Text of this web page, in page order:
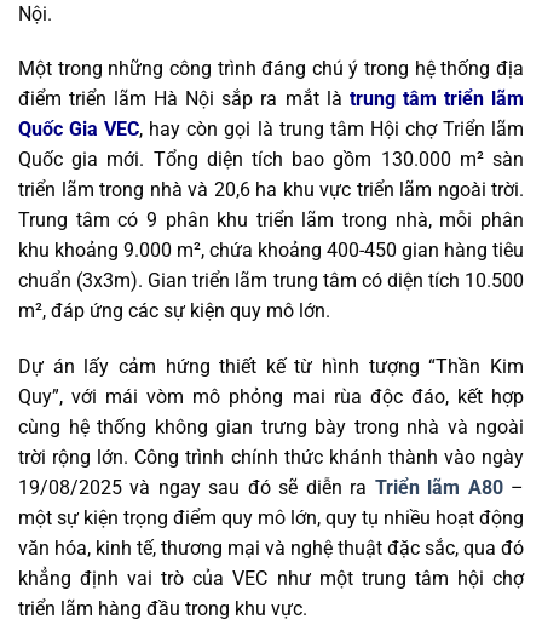
Nội.
Một trong những công trình đáng chú ý trong hệ thống địa
điểm triển lãm Hà Nội sắp ra mắt là trung tâm triển lãm
Quốc Gia VEC, hay còn gọi là trung tâm Hội chợ Triển lãm
Quốc gia mới. Tổng diện tích bao gồm 130.000 m² sàn
triển lãm trong nhà và 20,6 ha khu vực triển lãm ngoài trời.
Trung tâm có 9 phân khu triển lãm trong nhà, mỗi phân
khu khoảng 9.000 m², chứa khoảng 400-450 gian hàng tiêu
chuẩn (3x3m). Gian triển lãm trung tâm có diện tích 10.500
m², đáp ứng các sự kiện quy mô lớn.
Dự án lấy cảm hứng thiết kế từ hình tượng “Thần Kim
Quy”, với mái vòm mô phỏng mai rùa độc đáo, kết hợp
cùng hệ thống không gian trưng bày trong nhà và ngoài
trời rộng lớn. Công trình chính thức khánh thành vào ngày
19/08/2025 và ngay sau đó sẽ diễn ra Triển lãm A80–
một sự kiện trọng điểm quy mô lớn, quy tụ nhiều hoạt động
văn hóa, kinh tế, thương mại và nghệ thuật đặc sắc, qua đó
khẳng định vai trò của VEC như một trung tâm hội chợ
triển lãm hàng đầu trong khu vực.